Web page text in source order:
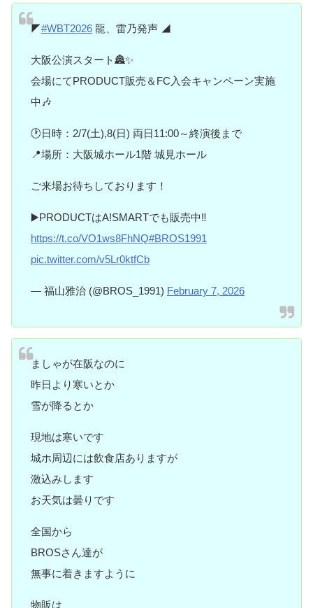
◤#WBT2026 龍、雷乃発声 ◢
大阪公演スタート🏯✨
会場にてPRODUCT販売＆FC入会キャンペーン実施
中🎶
🕐日時：2/7(土),8(日) 両日11:00～終演後まで
📍場所：大阪城ホール1階 城見ホール
ご来場お待ちしております！
▶️PRODUCTはA!SMARTでも販売中‼️
https://t.co/VO1ws8FhNQ#BROS1991
pic.twitter.com/v5Lr0ktfCb
— 福山雅治 (@BROS_1991) February 7, 2026
ましゃが在阪なのに
昨日より寒いとか
雪が降るとか
現地は寒いです
城ホ周辺には飲食店ありますが
激込みします
お天気は曇りです
全国から
BROSさん達が
無事に着きますように
物販は